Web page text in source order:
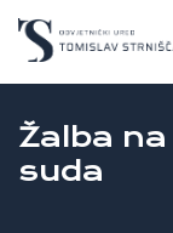
Žalba
suda